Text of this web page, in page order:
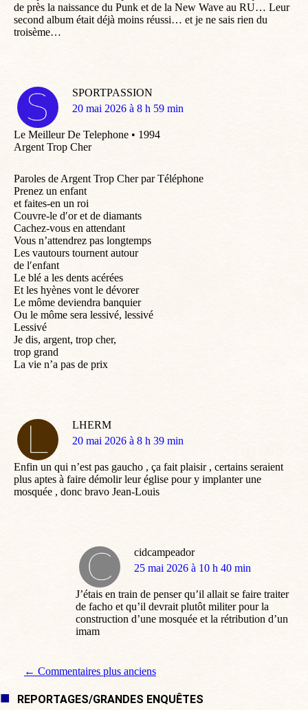
de près la naissance du Punk et de la New Wave au RU… Leur
second album était déjà moins réussi… et je ne sais rien du
troisème…
SPORTPASSION
dit
20 mai 2026 à 8 h 59 min
Le Meilleur De Telephone • 1994
Argent Trop Cher
Paroles de Argent Trop Cher par Téléphone
Prenez un enfant
et faites-en un roi
Couvre-le d′or et de diamants
Cachez-vous en attendant
Vous n’attendrez pas longtemps
Les vautours tournent autour
de l′enfant
Le blé a les dents acérées
Et les hyènes vont le dévorer
Le môme deviendra banquier
Ou le môme sera lessivé, lessivé
Lessivé
Je dis, argent, trop cher,
trop grand
La vie n’a pas de prix
LHERM
dit
20 mai 2026 à 8 h 39 min
Enfin un qui n’est pas gaucho , ça fait plaisir , certains seraient
plus aptes à faire démolir leur église pour y implanter une
mosquée , donc bravo Jean-Louis
cidcampeador
dit
25 mai 2026 à 10 h 40 min
J’étais en train de penser qu’il allait se faire traiter
de facho et qu’il devrait plutôt militer pour la
construction d’une mosquée et la rétribution d’un
imam
Navigation de commentaire
← Commentaires plus anciens
REPORTAGES/GRANDES ENQUÊTES